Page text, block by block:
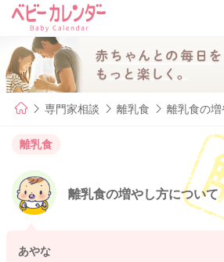
専門家相談 離乳食 離乳食の
離乳食
離乳食の増やし方について
あやな